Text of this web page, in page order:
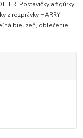
Postavičky a figúrky
z rozprávky HARRY
bielizeň, oblečenie,